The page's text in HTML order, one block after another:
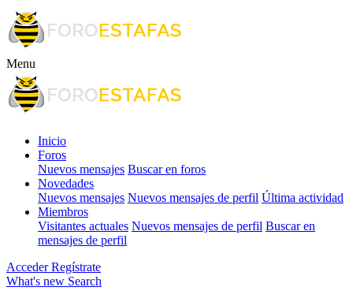
Menu
Inicio
Foros
Nuevos mensajes Buscar en foros
Novedades
Nuevos mensajes Nuevos mensajes de perfil Última actividad
Miembros
Visitantes actuales Nuevos mensajes de perfil Buscar en
mensajes de perfil
Acceder Regístrate
What's new Search